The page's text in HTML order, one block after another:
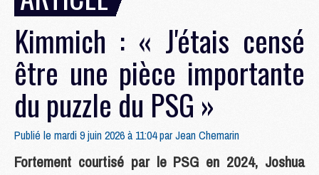
Kimmich : « J'étais censé
être une pièce importante
du puzzle du PSG »
Publié le mardi 9 juin 2026 à 11:04 parJean Chemarin
Fortement courtisé par le PSG en 2024, Joshua